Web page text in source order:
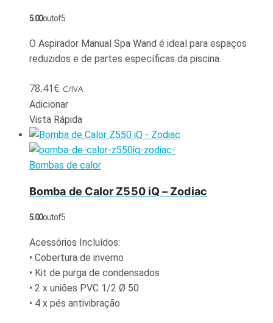
5.00out of 5
O Aspirador Manual Spa Wand é ideal para espaços
reduzidos e de partes específicas da piscina.
78,41€ C/IVA
Adicionar
Vista Rápida
Bombas de calor
Bomba de Calor Z550 iQ – Zodiac
5.00out of 5
Acessórios Incluídos:
• Cobertura de inverno
• Kit de purga de condensados
• 2 x uniões PVC 1/2 Ø 50
• 4 x pés antivibração